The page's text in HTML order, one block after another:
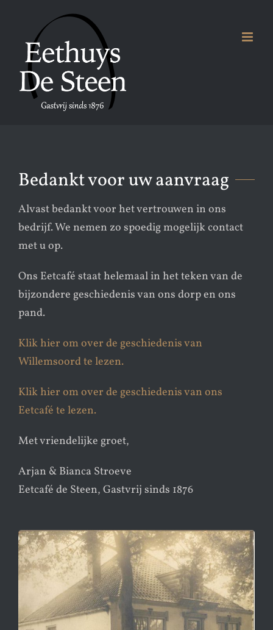
inhoud
Bedankt voor uw aanvraag
Alvast bedankt voor het vertrouwen in ons
bedrijf. We nemen zo spoedig mogelijk contact
met u op.
Ons Eetcafé staat helemaal in het teken van de
bijzondere geschiedenis van ons dorp en ons
pand.
Klik hier om over de geschiedenis van
Willemsoord te lezen.
Klik hier om over de geschiedenis van ons
Eetcafé te lezen.
Met vriendelijke groet,
Arjan & Bianca Stroeve
Eetcafé de Steen, Gastvrij sinds 1876